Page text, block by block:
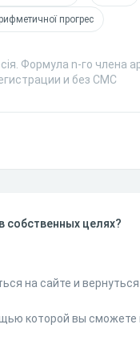
прогрес
Формула n-го члена
и без СМС
собственных целях?
на сайте и вернуться
которой вы сможете